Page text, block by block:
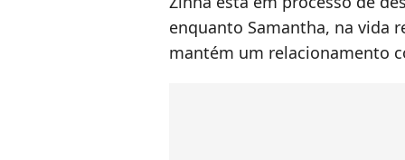
enquanto Samantha, na vida
mantém um relacionamento